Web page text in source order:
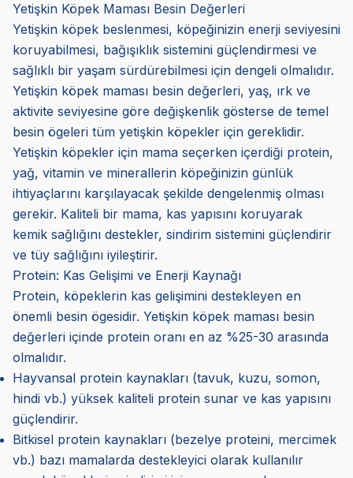
Yetişkin Köpek Maması Besin Değerleri
Yetişkin köpek beslenmesi, köpeğinizin enerji seviyesini
koruyabilmesi, bağışıklık sistemini güçlendirmesi ve
sağlıklı bir yaşam sürdürebilmesi için dengeli olmalıdır.
Yetişkin köpek maması besin değerleri, yaş, ırk ve
aktivite seviyesine göre değişkenlik gösterse de temel
besin ögeleri tüm yetişkin köpekler için gereklidir.
Yetişkin köpekler için mama seçerken içerdiği protein,
yağ, vitamin ve minerallerin köpeğinizin günlük
ihtiyaçlarını karşılayacak şekilde dengelenmiş olması
gerekir. Kaliteli bir mama, kas yapısını koruyarak
kemik sağlığını destekler, sindirim sistemini güçlendirir
ve tüy sağlığını iyileştirir.
Protein: Kas Gelişimi ve Enerji Kaynağı
Protein, köpeklerin kas gelişimini destekleyen en
önemli besin ögesidir. Yetişkin köpek maması besin
değerleri içinde protein oranı en az %25-30 arasında
olmalıdır.
Hayvansal protein kaynakları (tavuk, kuzu, somon,
hindi vb.) yüksek kaliteli protein sunar ve kas yapısını
güçlendirir.
Bitkisel protein kaynakları (bezelye proteini, mercimek
vb.) bazı mamalarda destekleyici olarak kullanılır